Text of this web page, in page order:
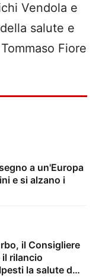
Vendola e
salute e
Fiore
a un'Europa
e si alzano i
il Consigliere
il rilancio
la salute dei